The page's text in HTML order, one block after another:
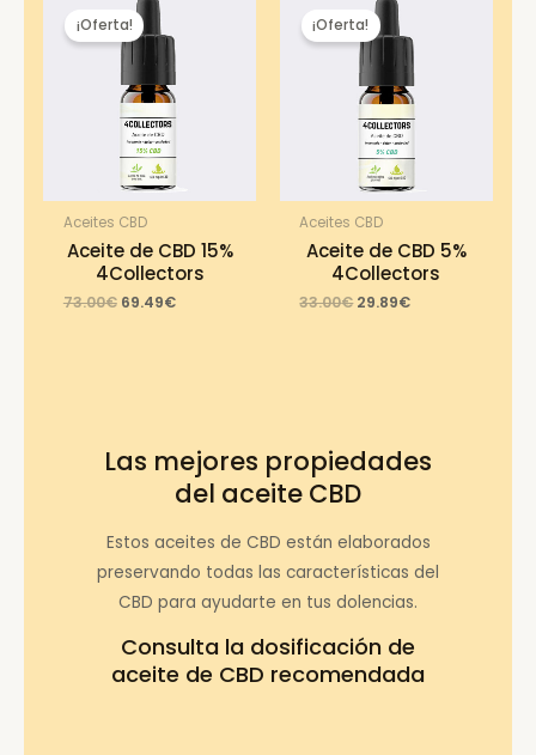
¡Oferta!
Aceites CBD
Aceite de CBD 15%
4Collectors
73.00€ Original
69.49€Current
¡Oferta!
Aceites CBD
Aceite de CBD 5%
4Collectors
33.00€ Original
29.89€Current
Las mejores propiedades
del aceite CBD
Estos aceites de CBD están elaborados
preservando todas las características del
CBD para ayudarte en tus dolencias.
Consulta la dosificación de
aceite de CBD recomendada